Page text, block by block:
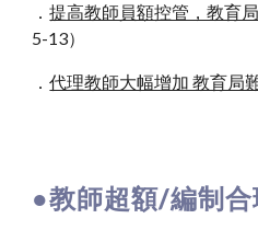
．提高教師員額控管，教育
5-13）
．代理教師大幅增加 教育局
●教師超額/編制合